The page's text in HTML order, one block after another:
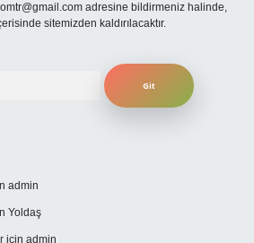
adresine bildirmeniz halinde,
sitemizden kaldırılacaktır.
admin
Yoldaş
için admin